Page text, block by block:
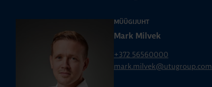
MÜÜGIJUHT
Mark Milvek
+372 56560000
mark.milvek@utugroup.com